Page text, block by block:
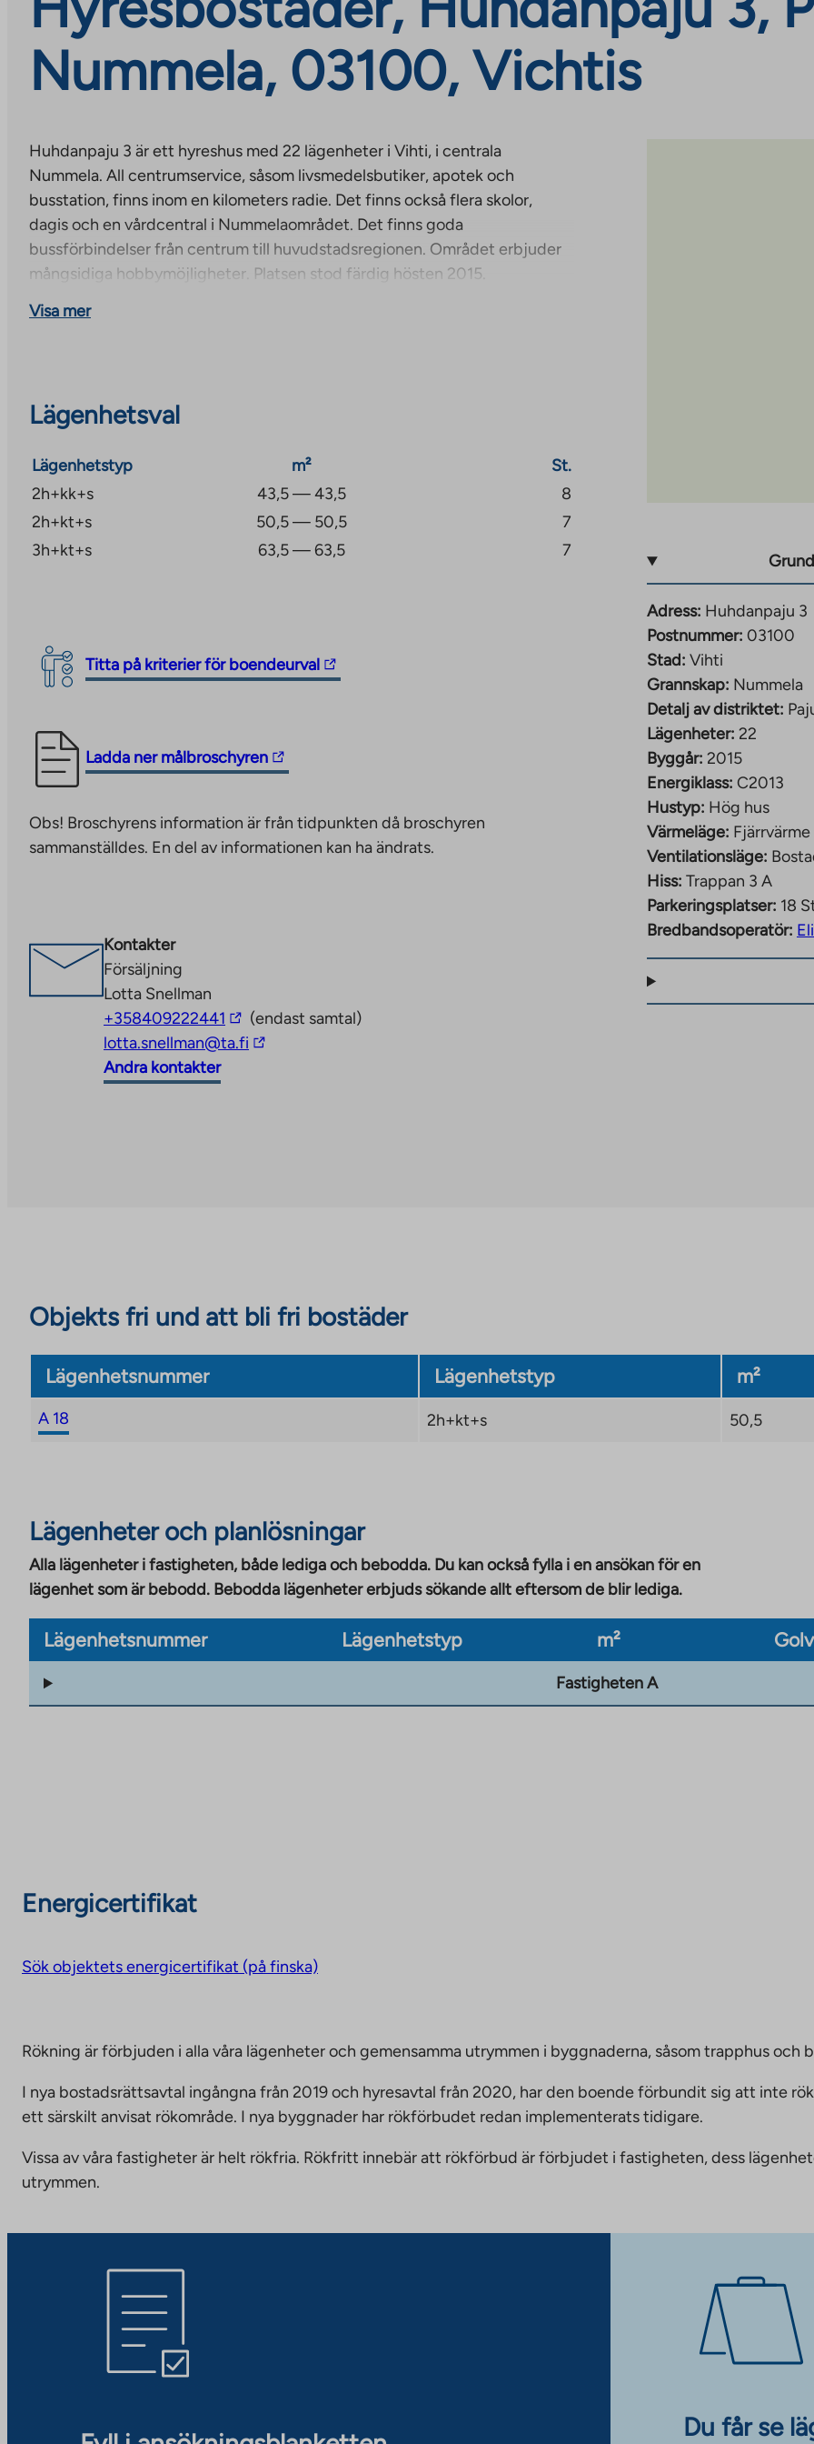
Nummela, 03100, Vichtis
Huhdanpaju 3 är ett hyreshus med 22 lägenheter i Vihti, i centrala
Nummela. All centrumservice, såsom livsmedelsbutiker, apotek och
busstation, finns inom en kilometers radie. Det finns också flera skolor,
dagis och en vårdcentral i Nummelaområdet. Det finns goda
bussförbindelser från centrum till huvudstadsregionen. Området erbjuder
mångsidiga hobbymöjligheter. Platsen stod färdig hösten 2015.
Visa mer
Lägenhetsval
Lägenhetstyp m²
St.
2h+kk+s
43,5 — 43,5
8
2h+kt+s
50,5 — 50,5
7
3h+kt+s
63,5 — 63,5 7
Titta på kriterier för boendeurval
The
to
site.
Link
new
tab
Ladda ner målbroschyren
The
you
to
Link
opens
in
new
tab
Obs! Broschyrens information är från tidpunkten då broschyren
sammanställdes. En del av informationen kan ha ändrats.
Kontakter
Försäljning
Lotta Snellman
+358409222441 The
link
(endast samtal)
lotta.snellman@ta.fi The
Andra kontakter
Adress: Huhdanpaju 3
Postnummer: 03100
Stad: Vihti
Grannskap: Nummela
Detalj av distriktet:
Lägenheter: 22
Byggår: 2015
Energiklass: C2013
Hustyp: Hög hus
Värmeläge: Fjärrvärme
Ventilationsläge:
Hiss: Trappan 3 A
Parkeringsplatser: 18
Bredbandsoperatör:
Objekts fri und att bli fri bostäder
Lägenhetsnummer Lägenhetstyp m²
A 18 2h+kt+s 50,5
Lägenheter och planlösningar
Alla lägenheter i fastigheten, både lediga och bebodda. Du kan också fylla i en ansökan för en
lägenhet som är bebodd. Bebodda lägenheter erbjuds sökande allt eftersom de blir lediga.
Lägenhetsnummer Lägenhetstyp m² Golv
Fastigheten A
Energicertifikat
Sök objektets energicertifikat (på finska)
Rökning är förbjuden i alla våra lägenheter och gemensamma utrymmen i byggnaderna, såsom trapphus och
I nya bostadsrättsavtal ingångna från 2019 och hyresavtal från 2020, har den boende förbundit sig att inte
ett särskilt anvisat rökområde. I nya byggnader har rökförbudet redan implementerats tidigare.
Vissa av våra fastigheter är helt rökfria. Rökfritt innebär att rökförbud är förbjudet i fastigheten, dess
utrymmen.
Du får se